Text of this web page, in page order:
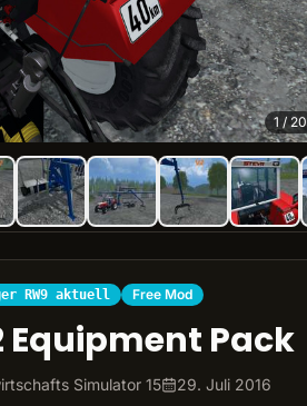
1 /20
RW9 aktuell Free Mod
Equipment Pack
Simulator 15 29. Juli 2016